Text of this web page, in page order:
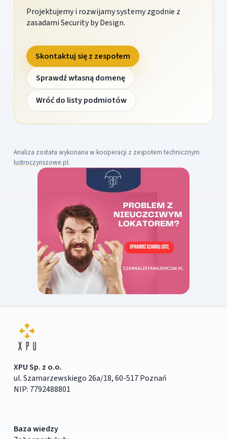
Projektujemy i rozwijamy systemy zgodnie z
zasadami Security by Design.
Skontaktuj się z zespołem
Sprawdź własną domenę
Wróć do listy podmiotów
Analiza została wykonana w kooperacji z zespołem technicznym
lustroczynszowe.pl.
XPU Sp. z o.o.
ul. Szamarzewskiego 26a/18, 60-517 Poznań
NIP: 7792488801
Baza wiedzy